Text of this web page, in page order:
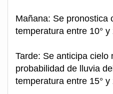
Mañana: Se pronostica
temperatura entre 10° y
Tarde: Se anticipa cielo
probabilidad de lluvia
temperatura entre 15° y